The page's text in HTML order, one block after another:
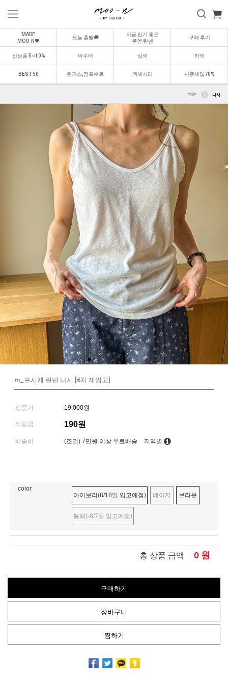
MADE
MOO-N🖤
오늘 출발🚚
지금 입기 좋은
무엔 린넨
구매 후기
신상품 5~10% 아우터 상의 하의
BEST 50 원피스,점프수트 액세서리 시즌세일70%
TOP 나시
m_프시케 린넨 나시 [6차 재입고]
상품가 19,000원
적립금 190원
배송비 (조건) 7만원 이상 무료배송 지역별
color
아이보리(8/18일 입고예정)
베이지 브라운
블랙(-8/7일 입고예정)
총 상품 금액 0 원
구매하기
장바구니
찜하기